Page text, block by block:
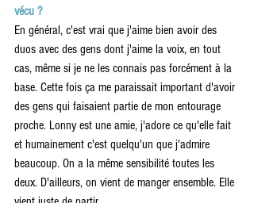
vécu ?
En général, c'est vrai que j'aime bien avoir des
duos avec des gens dont j'aime la voix, en tout
cas, même si je ne les connais pas forcément à la
base. Cette fois ça me paraissait important d'avoir
des gens qui faisaient partie de mon entourage
proche. Lonny est une amie, j'adore ce qu'elle fait
et humainement c'est quelqu'un que j'admire
beaucoup. On a la même sensibilité toutes les
deux. D'ailleurs, on vient de manger ensemble. Elle